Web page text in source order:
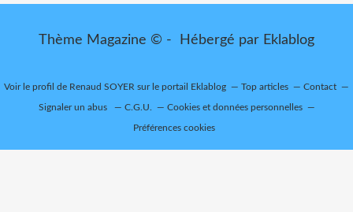
Thème Magazine © - Hébergé par Eklablog
Voir le profil de Renaud SOYER sur le portail Eklablog Top articles Contact
Signaler un abus C.G.U. Cookies et données personnelles
Préférences cookies